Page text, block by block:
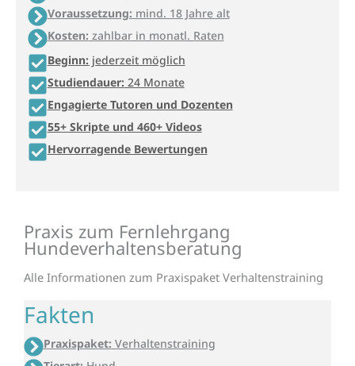
Voraussetzung: mind. 18 Jahre alt
Kosten: zahlbar in monatl. Raten
Beginn: jederzeit möglich
Studiendauer: 24 Monate
Engagierte Tutoren und Dozenten
55+ Skripte und 460+ Videos
Hervorragende Bewertungen
Praxis zum Fernlehrgang
Hundeverhaltensberatung
Alle Informa­tionen zum Praxispaket Verhaltenstraining
Fakten
Praxispaket: Verhaltenstraining